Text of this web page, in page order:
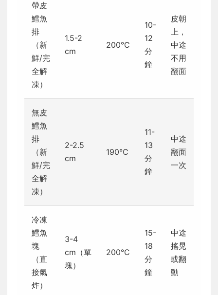
帶皮
鱈魚
排
（新
鮮/完
全解
凍）
1.5-2
cm
200°C
10-
12
分
鐘
皮朝
上，
中途
不用
翻面
無皮
鱈魚
排
（新
鮮/完
全解
凍）
2-2.5
cm
190°C
11-
13
分
鐘
中途
翻面
一次
冷凍
鱈魚
塊
（直
接氣
炸）
3-4
cm（單
塊）
200°C
15-
18
分
鐘
中途
搖晃
或翻
動